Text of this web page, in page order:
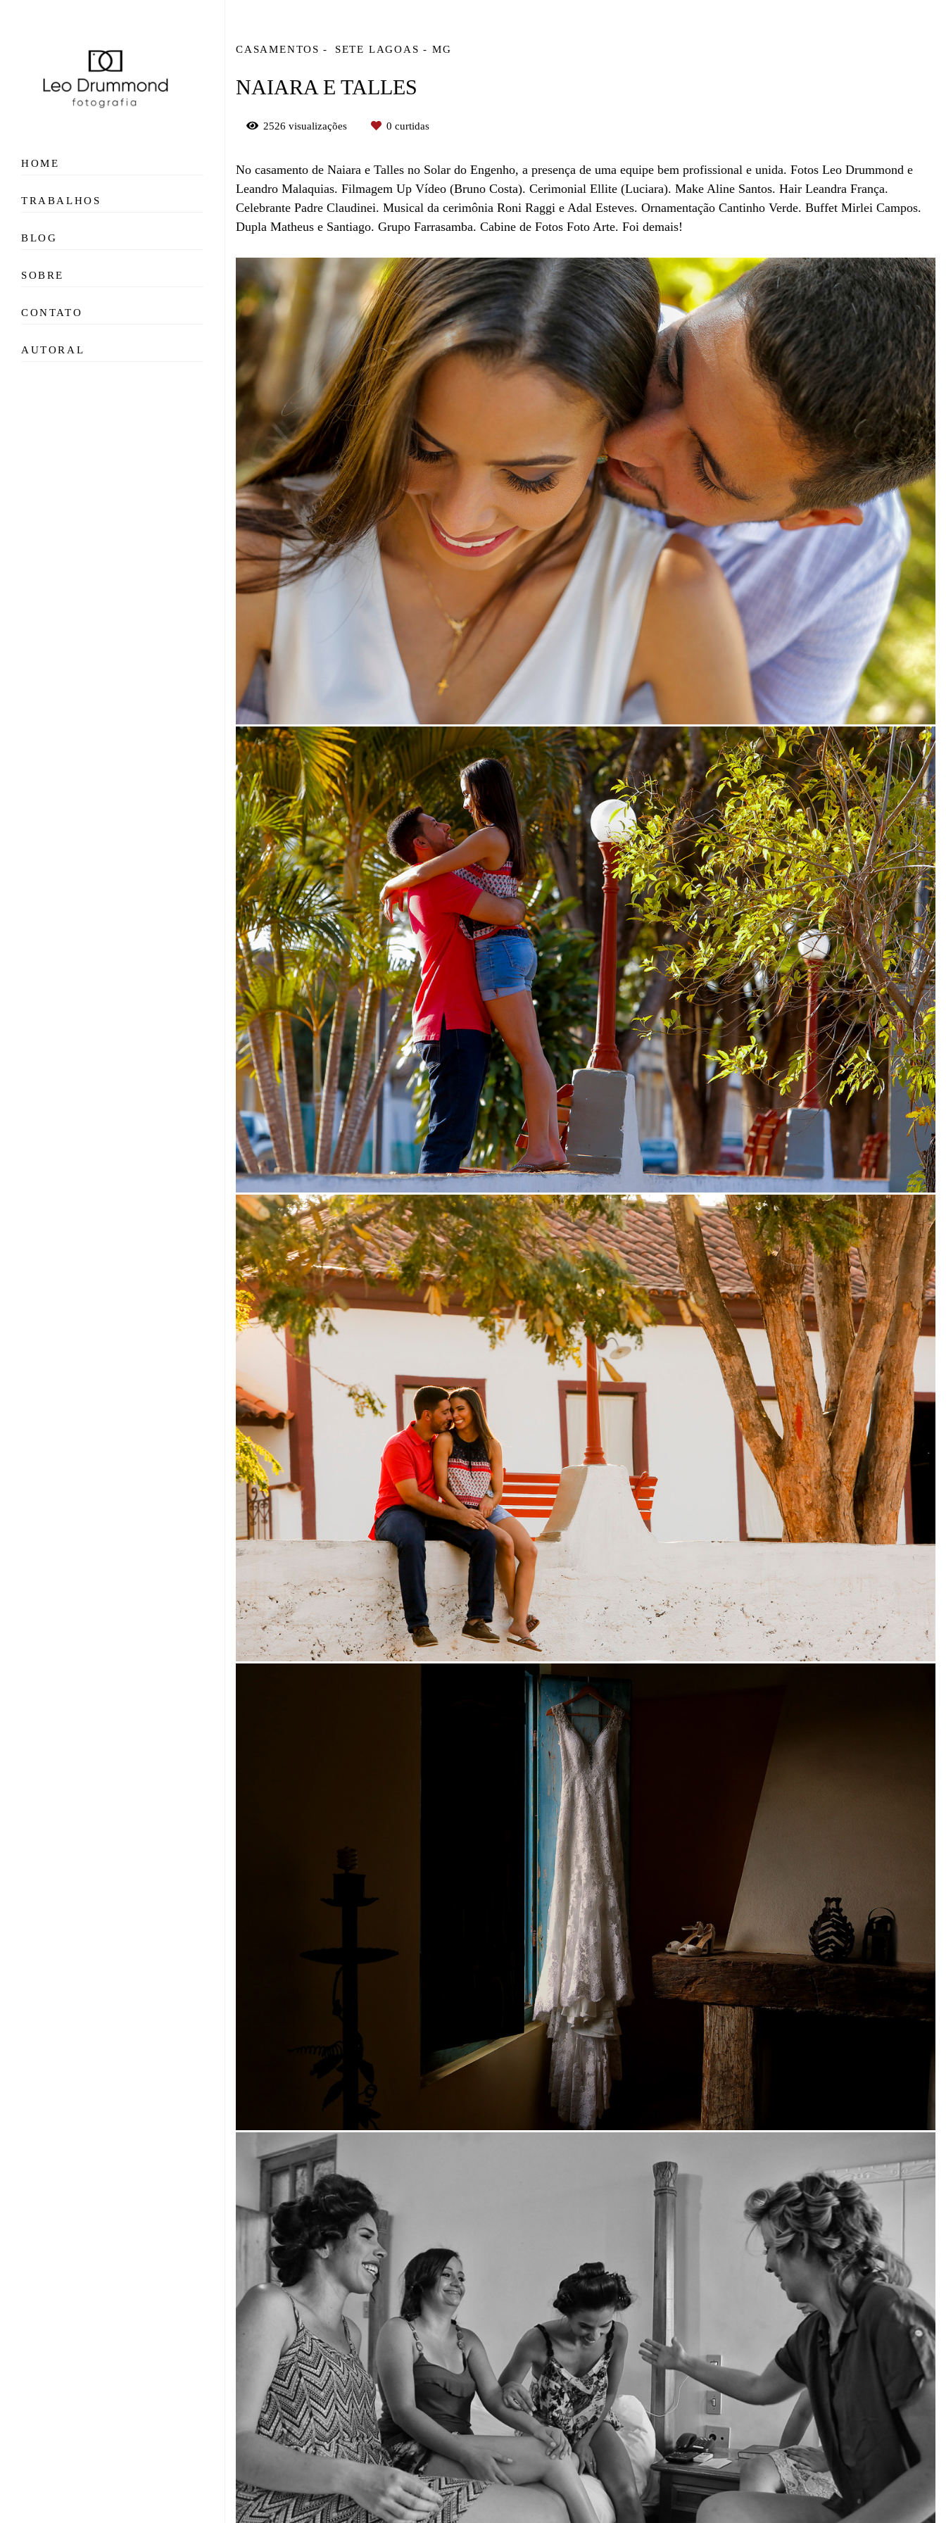
HOME
TRABALHOS
BLOG
SOBRE
CONTATO
AUTORAL
CASAMENTOS SETE LAGOAS - MG
NAIARA E TALLES
2526 visualizações 0 curtidas
No casamento de Naiara e Talles no Solar do Engenho, a presença de uma equipe bem profissional e unida. Fotos Leo Drummond e
Leandro Malaquias. Filmagem Up Vídeo (Bruno Costa). Cerimonial Ellite (Luciara). Make Aline Santos. Hair Leandra França.
Celebrante Padre Claudinei. Musical da cerimônia Roni Raggi e Adal Esteves. Ornamentação Cantinho Verde. Buffet Mirlei Campos.
Dupla Matheus e Santiago. Grupo Farrasamba. Cabine de Fotos Foto Arte. Foi demais!